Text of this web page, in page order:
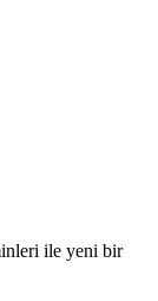
ile yeni bir